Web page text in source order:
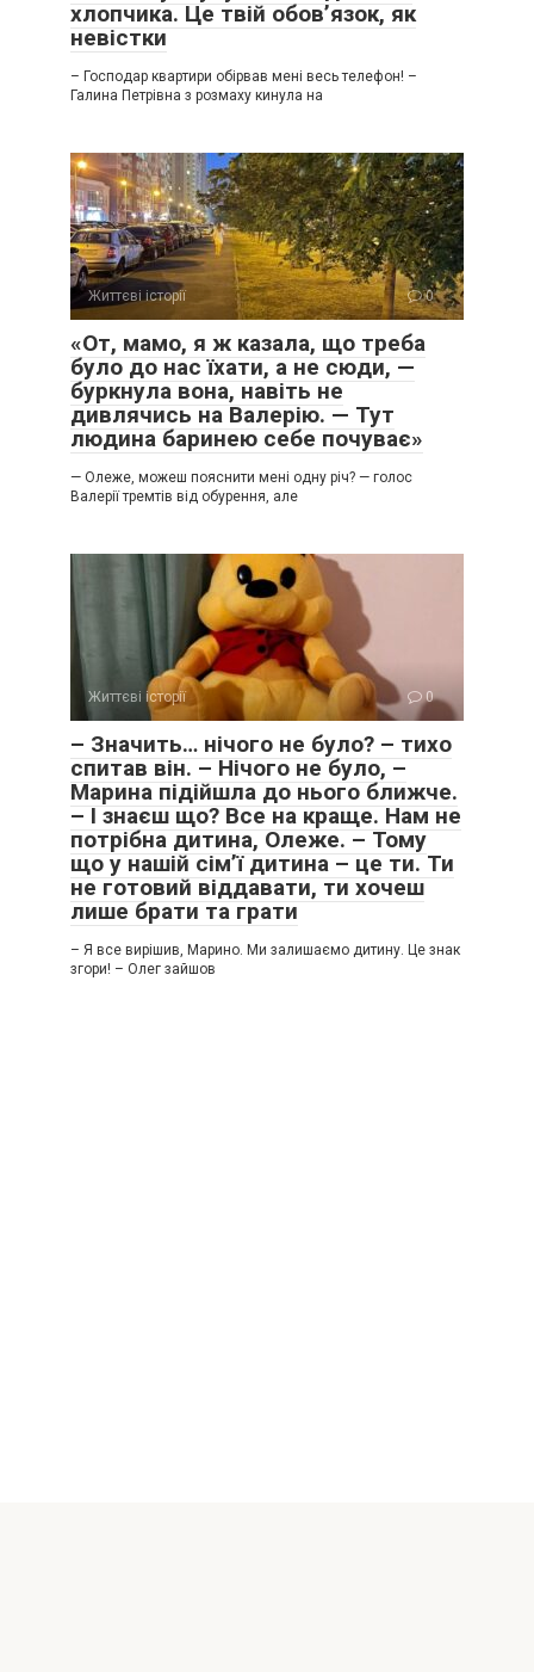
хлопчика. Це твій обов’язок, як
невістки
– Господар квартири обірвав мені весь телефон! –
Галина Петрівна з розмаху кинула на
Життєві історії 0
«От, мамо, я ж казала, що треба
було до нас їхати, а не сюди, —
буркнула вона, навіть не
дивлячись на Валерію. — Тут
людина баринею себе почуває»
— Олеже, можеш пояснити мені одну річ? — голос
Валерії тремтів від обурення, але
Життєві історії 0
– Значить… нічого не було? – тихо
спитав він. – Нічого не було, –
Марина підійшла до нього ближче.
– І знаєш що? Все на краще. Нам не
потрібна дитина, Олеже. – Тому
що у нашій сім’ї дитина – це ти. Ти
не готовий віддавати, ти хочеш
лише брати та грати
– Я все вирішив, Марино. Ми залишаємо дитину. Це знак
згори! – Олег зайшов